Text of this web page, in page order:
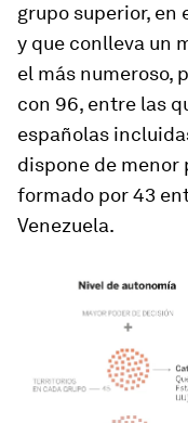
grupo superior, en
y que conlleva un
el más numeroso,
con 96, entre las
españolas
dispone de menor
formado por 43
Venezuela.